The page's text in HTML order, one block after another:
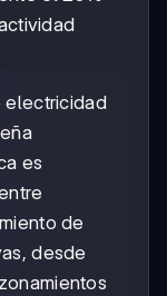
electricidad
es
de
desde